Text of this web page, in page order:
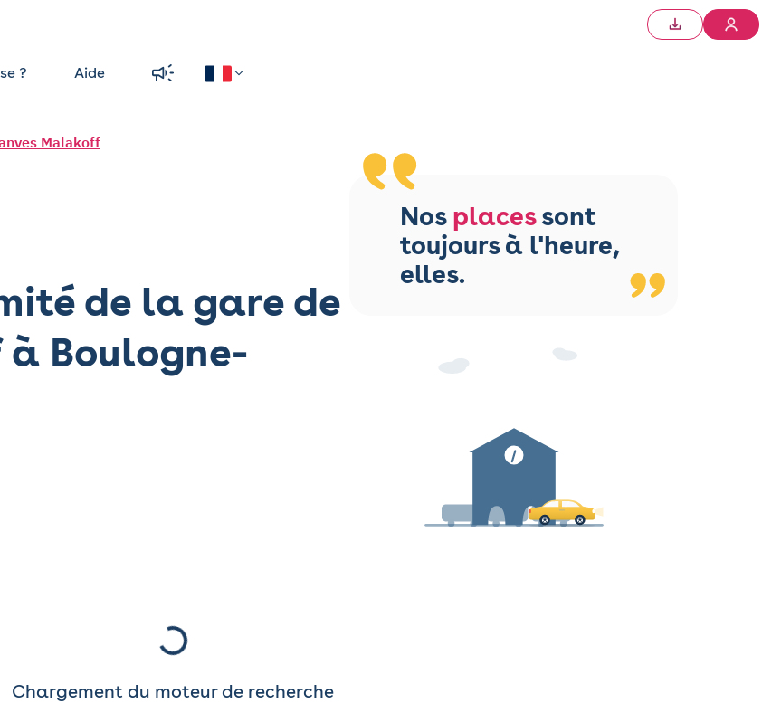
? Aide
Malakoff
de la gare de
Boulogne-
Nos placessont
toujours à l'heure,
elles.
Chargement du moteur de recherche